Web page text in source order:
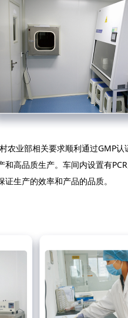
业部相关要求顺利通过GMP认
高品质生产。车间内设置有
生产的效率和产品的品质。